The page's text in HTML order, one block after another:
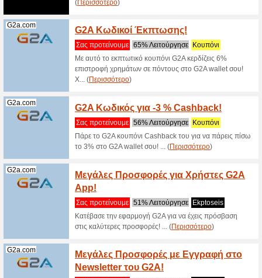
Wspot.gr
100%
Βρες το
και
(